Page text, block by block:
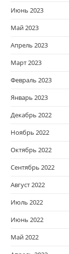
Июнь 2023
Май 2023
Апрель 2023
Март 2023
Февраль 2023
Январь 2023
Декабрь 2022
Ноябрь 2022
Октябрь 2022
Сентябрь 2022
Август 2022
Июль 2022
Июнь 2022
Май 2022